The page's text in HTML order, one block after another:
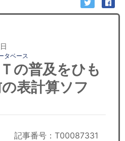
タベース
の普及をひも
表計算ソフ
記事番号：T00087331